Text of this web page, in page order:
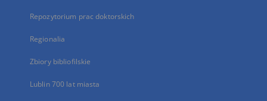
Repozytorium prac doktorskich
Regionalia
Zbiory bibliofilskie
Lublin 700 lat miasta